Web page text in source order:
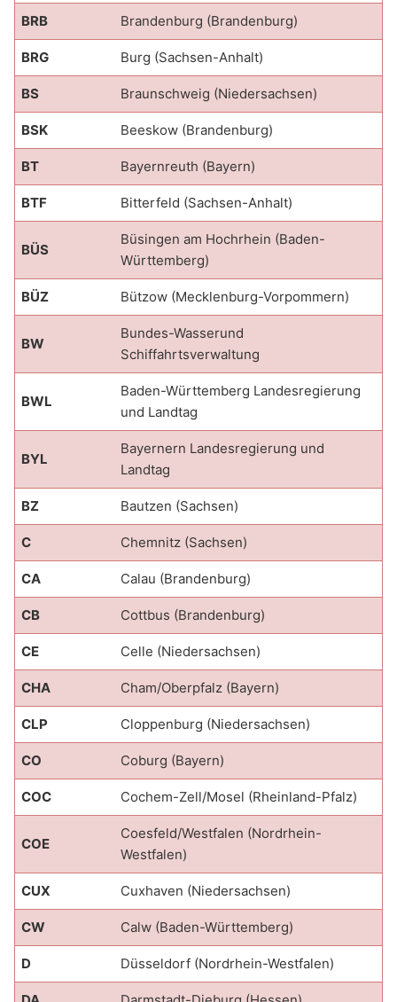
BRB Brandenburg (Brandenburg)
BRG Burg (Sachsen-Anhalt)
BS Braunschweig (Niedersachsen)
BSK Beeskow (Brandenburg)
BT Bayernreuth (Bayern)
BTF Bitterfeld (Sachsen-Anhalt)
BÜS
Büsingen am Hochrhein (Baden-
Württemberg)
BÜZ Bützow (Mecklenburg-Vorpommern)
BW
Bundes-Wasserund
Schiffahrtsverwaltung
BWL
Baden-Württemberg Landesregierung
und Landtag
BYL
Bayernern Landesregierung und
Landtag
BZ Bautzen (Sachsen)
C Chemnitz (Sachsen)
CA Calau (Brandenburg)
CB Cottbus (Brandenburg)
CE Celle (Niedersachsen)
CHA Cham/Oberpfalz (Bayern)
CLP Cloppenburg (Niedersachsen)
CO Coburg (Bayern)
COC Cochem-Zell/Mosel (Rheinland-Pfalz)
COE
Coesfeld/Westfalen (Nordrhein-
Westfalen)
CUX Cuxhaven (Niedersachsen)
CW Calw (Baden-Württemberg)
D Düsseldorf (Nordrhein-Westfalen)